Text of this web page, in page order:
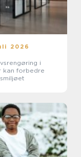
2026
i
kan forbedre